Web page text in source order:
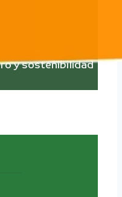
y sostenibilidad